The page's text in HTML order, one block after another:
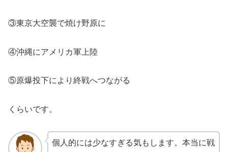
③東京大空襲で焼け野原に
④沖縄にアメリカ軍上陸
⑤原爆投下により終戦へつながる
くらいです。
個人的には少なすぎる気もします。本当に戦